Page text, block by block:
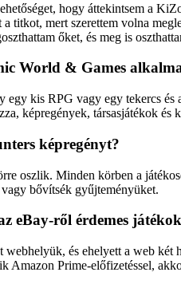
hogy áttekintsem a
titkot, mert szerettem volna
őket, és meg is
World & Games
egy kis RPG vagy egy tekercs
képregények, társasjátékok
képregényt?
oszlik. Minden körben a
bővítsék gyűjteményüket.
eBay-ről érdemes
webhelyük, és ehelyett a web két
Amazon Prime-előfizetéssel,